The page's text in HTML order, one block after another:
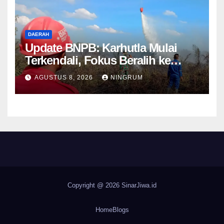
DAERAH
Update BNPB: Karhutla Mulai
Terkendali, Fokus Beralih ke
Pemantauan Titik Api dan
Kekeringan Bandung
AGUSTUS 8, 2026 NINGRUM
Copyright @ 2026 SinarJiwa.id
HomeBlogs